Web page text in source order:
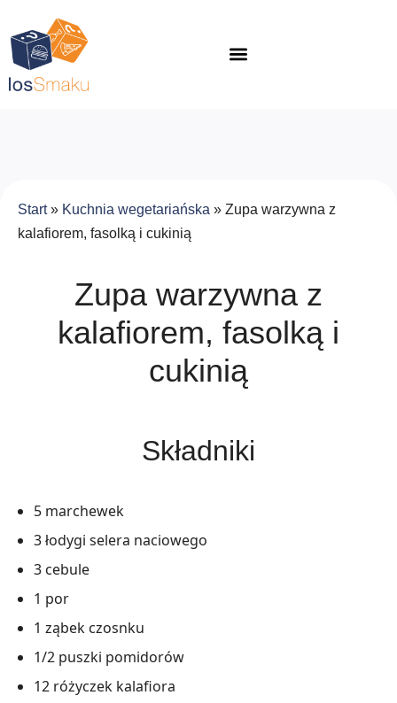
Start» Kuchnia wegetariańska » Zupa warzywna z
kalafiorem, fasolką i cukinią
Zupa warzywna z
kalafiorem, fasolką i
cukinią
Składniki
5 marchewek
3 łodygi selera naciowego
3 cebule
1 por
1 ząbek czosnku
1/2 puszki pomidorów
12 różyczek kalafiora